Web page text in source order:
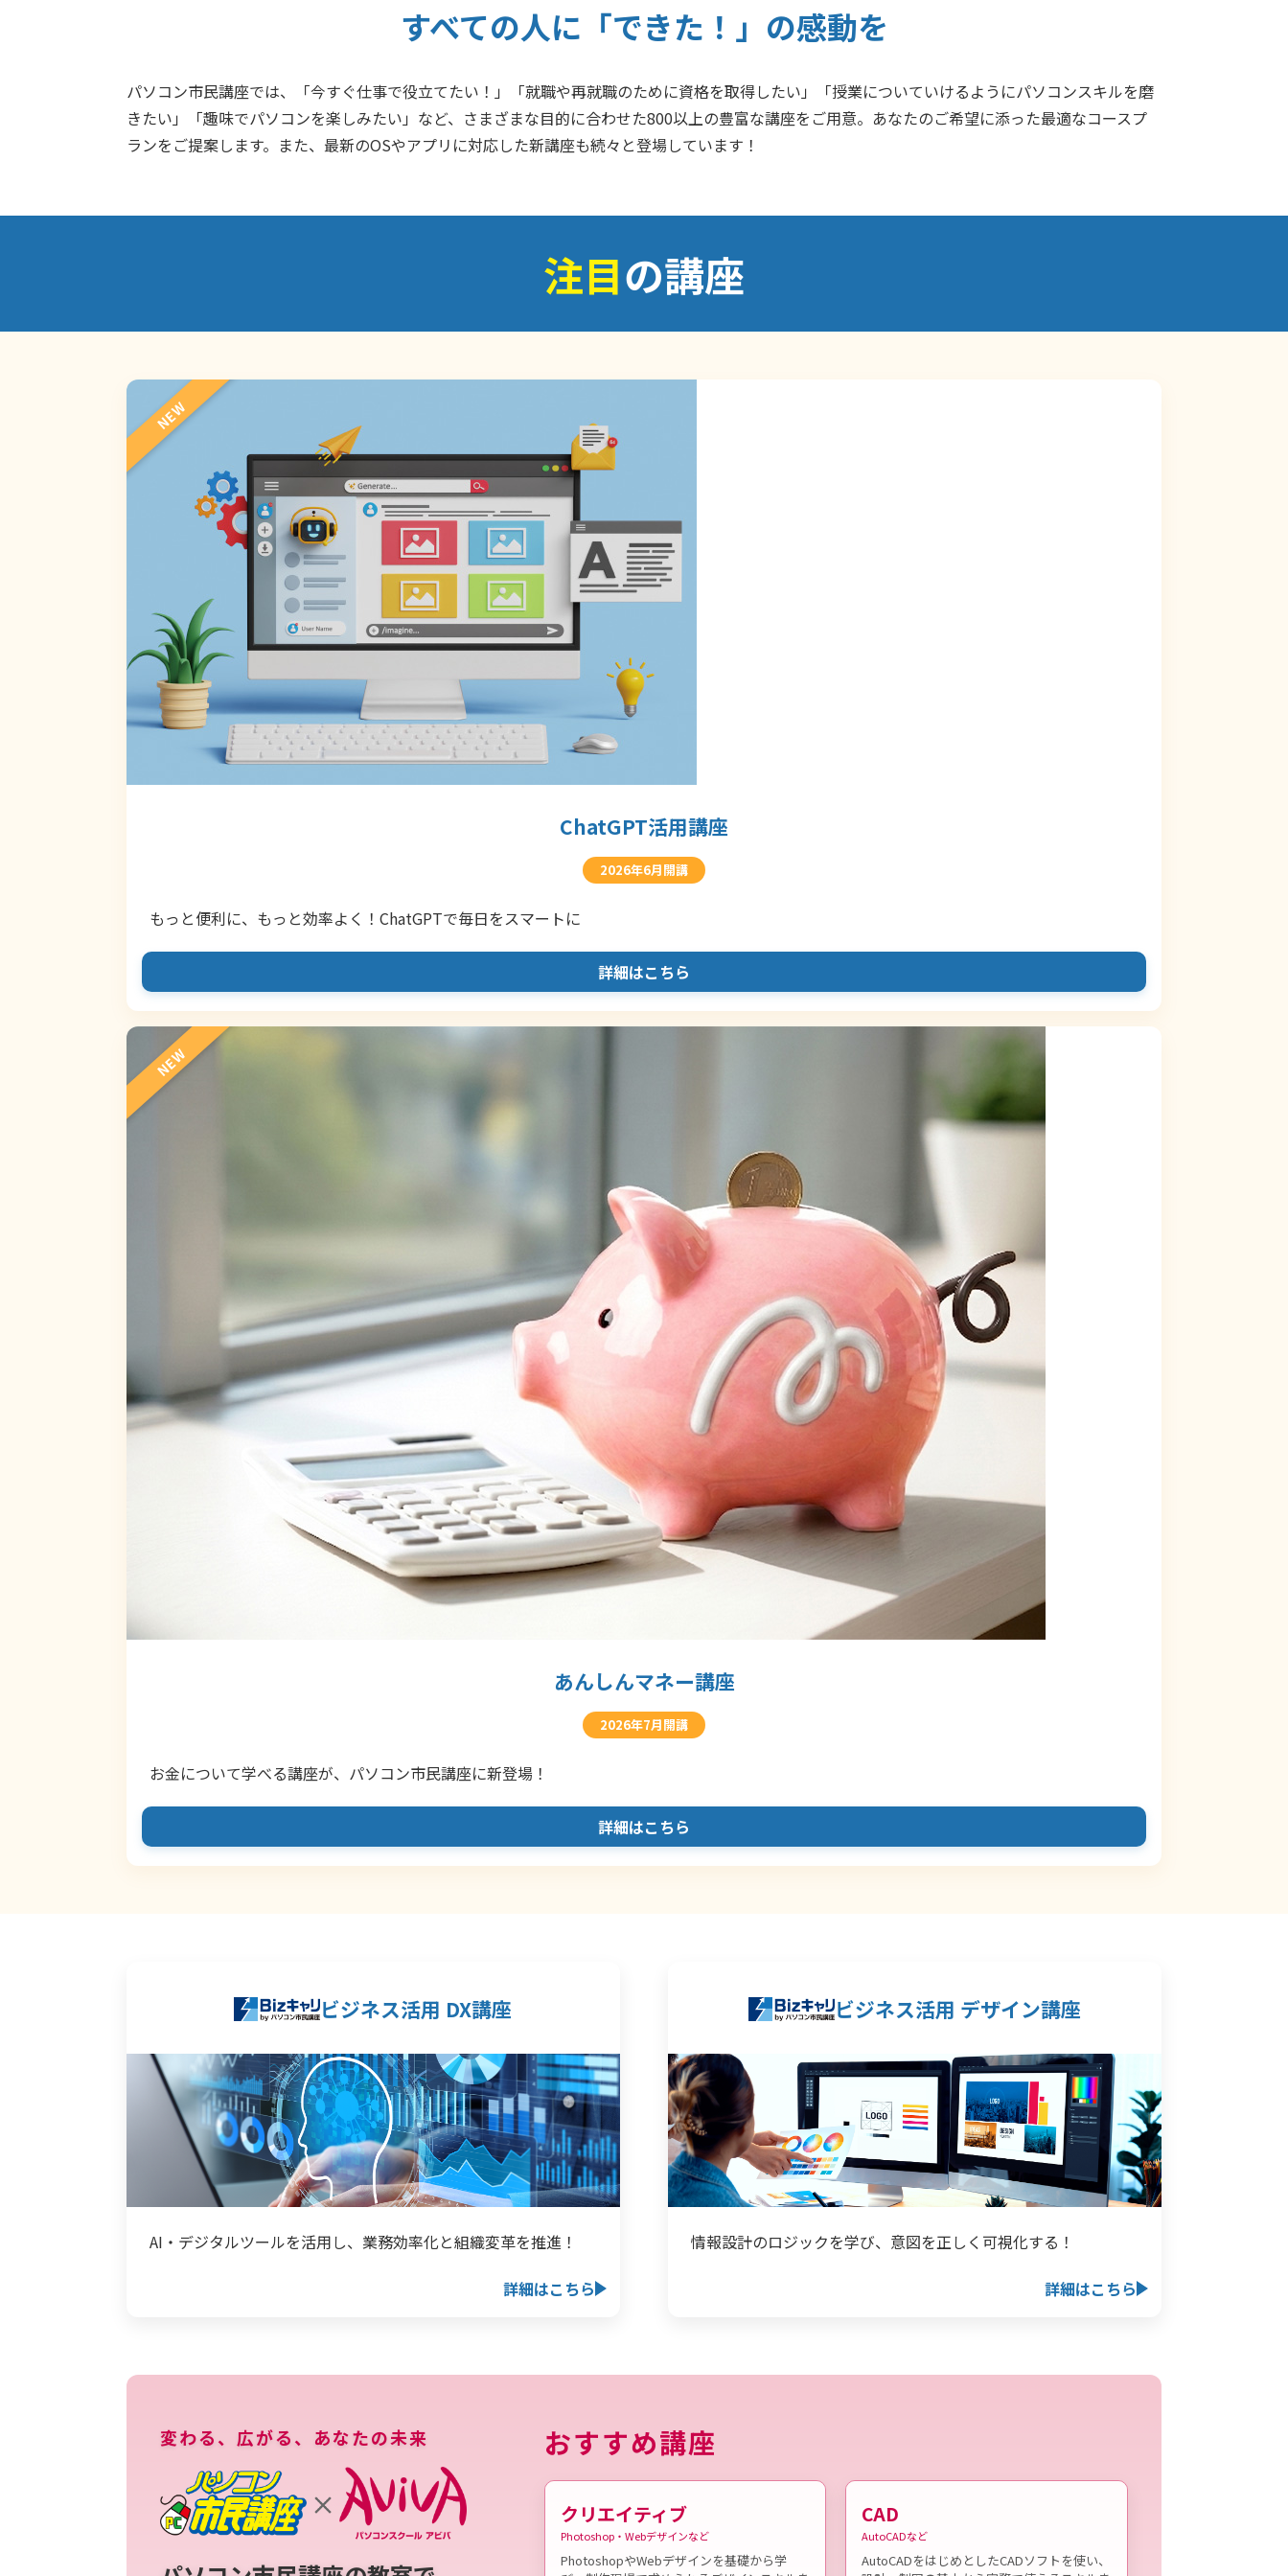
すべての人に「できた！」の感動を
パソコン市民講座では、「今すぐ仕事で役立てたい！」「就職や再就職のために資格を取得したい」「授業についていけるようにパソコンスキルを磨
きたい」「趣味でパソコンを楽しみたい」など、さまざまな目的に合わせた800以上の豊富な講座をご用意。あなたのご希望に添った最適なコースプ
ランをご提案します。また、最新のOSやアプリに対応した新講座も続々と登場しています！
注目の講座
NEW
ChatGPT活用講座
2026年6月開講
もっと便利に、もっと効率よく！ChatGPTで毎日をスマートに
詳細はこちら
NEW
あんしんマネー講座
2026年7月開講
お金について学べる講座が、パソコン市民講座に新登場！
詳細はこちら
ビジネス活用 DX講座
AI・デジタルツールを活用し、業務効率化と組織変革を推進！
詳細はこちら
ビジネス活用 デザイン講座
情報設計のロジックを学び、意図を正しく可視化する！
詳細はこちら
変わる、広がる、あなたの未来 おすすめ講座
クリエイティブ
Photoshop・Webデザインなど
PhotoshopやWebデザインを基礎から学
CAD
AutoCADなど
AutoCADをはじめとしたCADソフトを使い、